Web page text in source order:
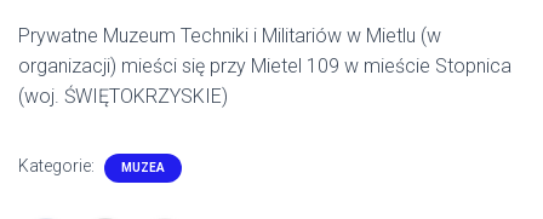
Prywatne Muzeum Techniki i Militariów w Mietlu (w
organizacji) mieści się przy Mietel 109 w mieście Stopnica
(woj. ŚWIĘTOKRZYSKIE)
Kategorie: MUZEA